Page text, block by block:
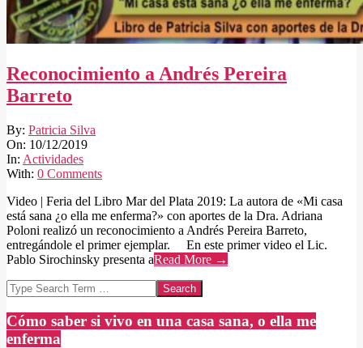
Reconocimiento a Andrés Pereira
Barreto
2019-
12-
10
By: Patricia Silva
On: 10/12/2019
In: Actividades
With: 0 Comments
Video | Feria del Libro Mar del Plata 2019: La autora de «Mi casa
está sana ¿o ella me enferma?» con aportes de la Dra. Adriana
Poloni realizó un reconocimiento a Andrés Pereira Barreto,
entregándole el primer ejemplar. En este primer video el Lic.
Pablo Sirochinsky presenta aRead More →
Search
Cómo saber si vivo en una casa sana, o ella me
enferma